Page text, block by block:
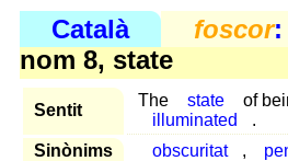
Català foscor:
nom 8, state
Sentit
The state of
illuminated
.
Sinònims
obscuritat ,